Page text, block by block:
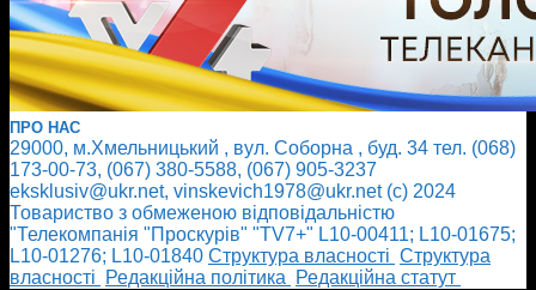
ПРО НАС
29000, м.Хмельницький , вул. Соборна , буд. 34 тел. (068)
173-00-73, (067) 380-5588, (067) 905-3237
eksklusiv@ukr.net, vinskevich1978@ukr.net (с) 2024
Товариство з обмеженою відповідальністю
"Телекомпанія "Проскурів" "TV7+" L10-00411; L10-01675;
L10-01276; L10-01840 Cтруктура власності Cтруктура
власності
Редакційна політика
Редакційна статут